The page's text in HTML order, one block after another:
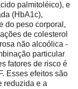
palmitoléico), e
(HbA1c),
do peso corporal,
de colesterol
não alcoólica -
particular
fatores de risco é
Esses efeitos são
reduzida e a